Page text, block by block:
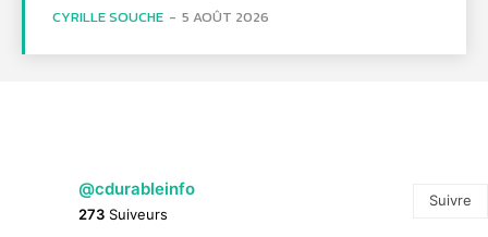
CYRILLE SOUCHE - 5 AOÛT 2026
@cdurableinfo
273 Suiveurs
Suivre